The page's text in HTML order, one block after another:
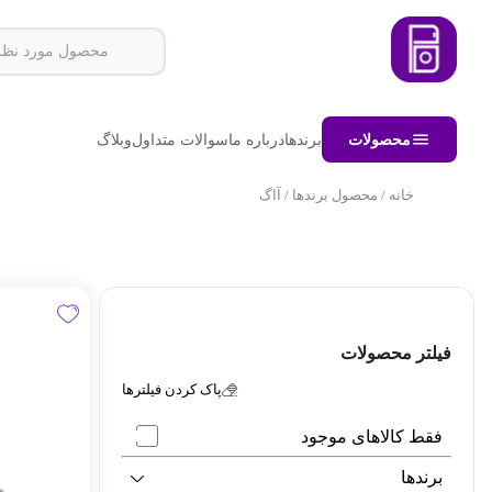
محصولات برندهادرباره ماسوالات متداولوبلاگ
خانه / محصول برندها / آاگ
فیلتر محصولات
پاک کردن فیلترها
فقط کالاهای موجود
برندها